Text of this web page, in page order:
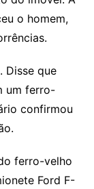
o homem,
Disse que
um ferro-
confirmou
ferro-velho
Ford F-